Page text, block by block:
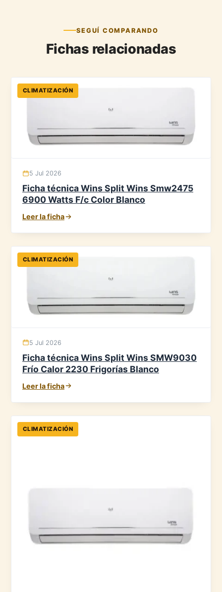
SEGUÍ COMPARANDO
Fichas relacionadas
CLIMATIZACIÓN
5 Jul 2026
Ficha técnica Wins Split Wins Smw2475
6900 Watts F/c Color Blanco
Leer la ficha
CLIMATIZACIÓN
5 Jul 2026
Ficha técnica Wins Split Wins SMW9030
Frío Calor 2230 Frigorías Blanco
Leer la ficha
CLIMATIZACIÓN